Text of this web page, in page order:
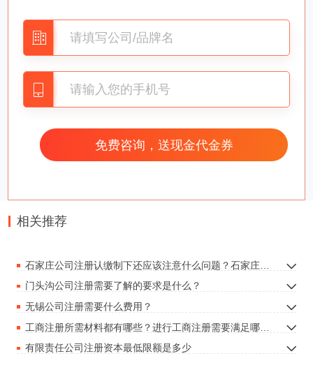
产权年限企业为业主的：房本详细的一整套影印件
上每个页面常有房屋产权人的签名；《公司设立登
记申请书》经营地页由房屋所有权人签名；租用人
和业主签定的租赁协议正本。
第三类：居民楼；住宅楼别称民宅，就是说供大家
定居的地方。如今政府部门早已放宽政策，能够用
详细的办理手续才能够得到居委会的盖章。
公司注册地址的挑选上，公司务必要留意的难
的规定，例如一些业务流程只有在近郊区申请注
册，一些务必在市区这些，下一个就是说注册地址
的现行政策规定了，这2个必须充分考虑。
相关推荐
石家庄公司注册认缴制下还应该注意什么问题？石家庄公司注册认缴制下还应该注意哪些问题？
门头沟公司注册需要了解的要求是什么？
无锡公司注册需要什么费用？
工商注册所需材料都有哪些？进行工商注册需要满足哪些条件呢？
有限责任公司注册资本最低限额是多少